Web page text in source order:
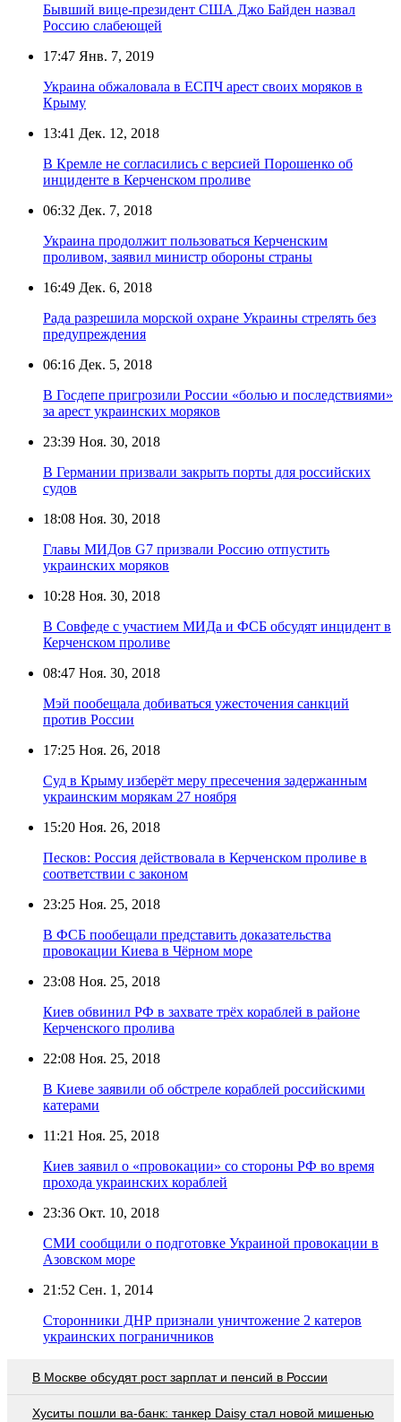
Бывший вице-президент США Джо Байден назвал
Россию слабеющей
17:47 Янв. 7, 2019
Украина обжаловала в ЕСПЧ арест своих моряков в
Крыму
13:41 Дек. 12, 2018
В Кремле не согласились с версией Порошенко об
инциденте в Керченском проливе
06:32 Дек. 7, 2018
Украина продолжит пользоваться Керченским
проливом, заявил министр обороны страны
16:49 Дек. 6, 2018
Рада разрешила морской охране Украины стрелять без
предупреждения
06:16 Дек. 5, 2018
В Госдепе пригрозили России «болью и последствиями»
за арест украинских моряков
23:39 Ноя. 30, 2018
В Германии призвали закрыть порты для российских
судов
18:08 Ноя. 30, 2018
Главы МИДов G7 призвали Россию отпустить
украинских моряков
10:28 Ноя. 30, 2018
В Совфеде с участием МИДа и ФСБ обсудят инцидент в
Керченском проливе
08:47 Ноя. 30, 2018
Мэй пообещала добиваться ужесточения санкций
против России
17:25 Ноя. 26, 2018
Суд в Крыму изберёт меру пресечения задержанным
украинским морякам 27 ноября
15:20 Ноя. 26, 2018
Песков: Россия действовала в Керченском проливе в
соответствии с законом
23:25 Ноя. 25, 2018
В ФСБ пообещали представить доказательства
провокации Киева в Чёрном море
23:08 Ноя. 25, 2018
Киев обвинил РФ в захвате трёх кораблей в районе
Керченского пролива
22:08 Ноя. 25, 2018
В Киеве заявили об обстреле кораблей российскими
катерами
11:21 Ноя. 25, 2018
Киев заявил о «провокации» со стороны РФ во время
прохода украинских кораблей
23:36 Окт. 10, 2018
СМИ сообщили о подготовке Украиной провокации в
Азовском море
21:52 Сен. 1, 2014
Сторонники ДНР признали уничтожение 2 катеров
украинских пограничников
В Москве обсудят рост зарплат и пенсий в России
Хуситы пошли ва-банк: танкер Daisy стал новой мишенью